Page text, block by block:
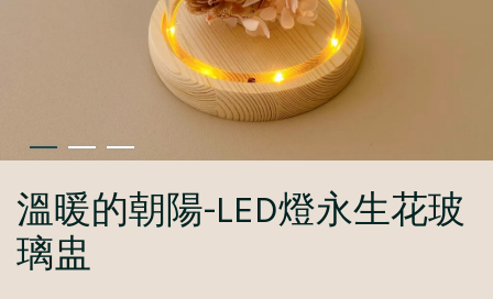
溫暖的朝陽-LED燈永生花玻
璃盅